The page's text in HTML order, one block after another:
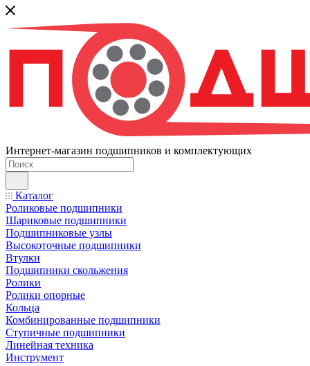
Интернет-магазин подшипников и комплектующих
Каталог
Роликовые подшипники
Шариковые подшипники
Подшипниковые узлы
Высокоточные подшипники
Втулки
Подшипники скольжения
Ролики
Ролики опорные
Кольца
Комбинированные подшипники
Ступичные подшипники
Линейная техника
Инструмент